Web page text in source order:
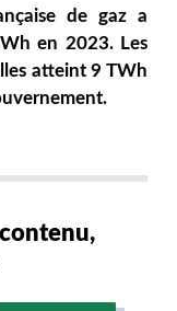
de gaz a
en 2023. Les
atteint 9 TWh